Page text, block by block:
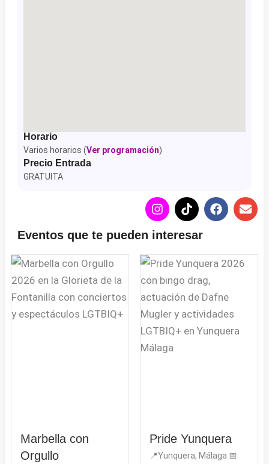
Horario
Varios horarios (Ver programación)
Precio Entrada
GRATUITA
Eventos que te pueden interesar
I
n
t
a
g
r
a
m
T
i
t
o
k
F
a
b
o
E
n
l
Marbella con
Orgullo
Pride Yunquera
📍Yunquera, Málaga 📅